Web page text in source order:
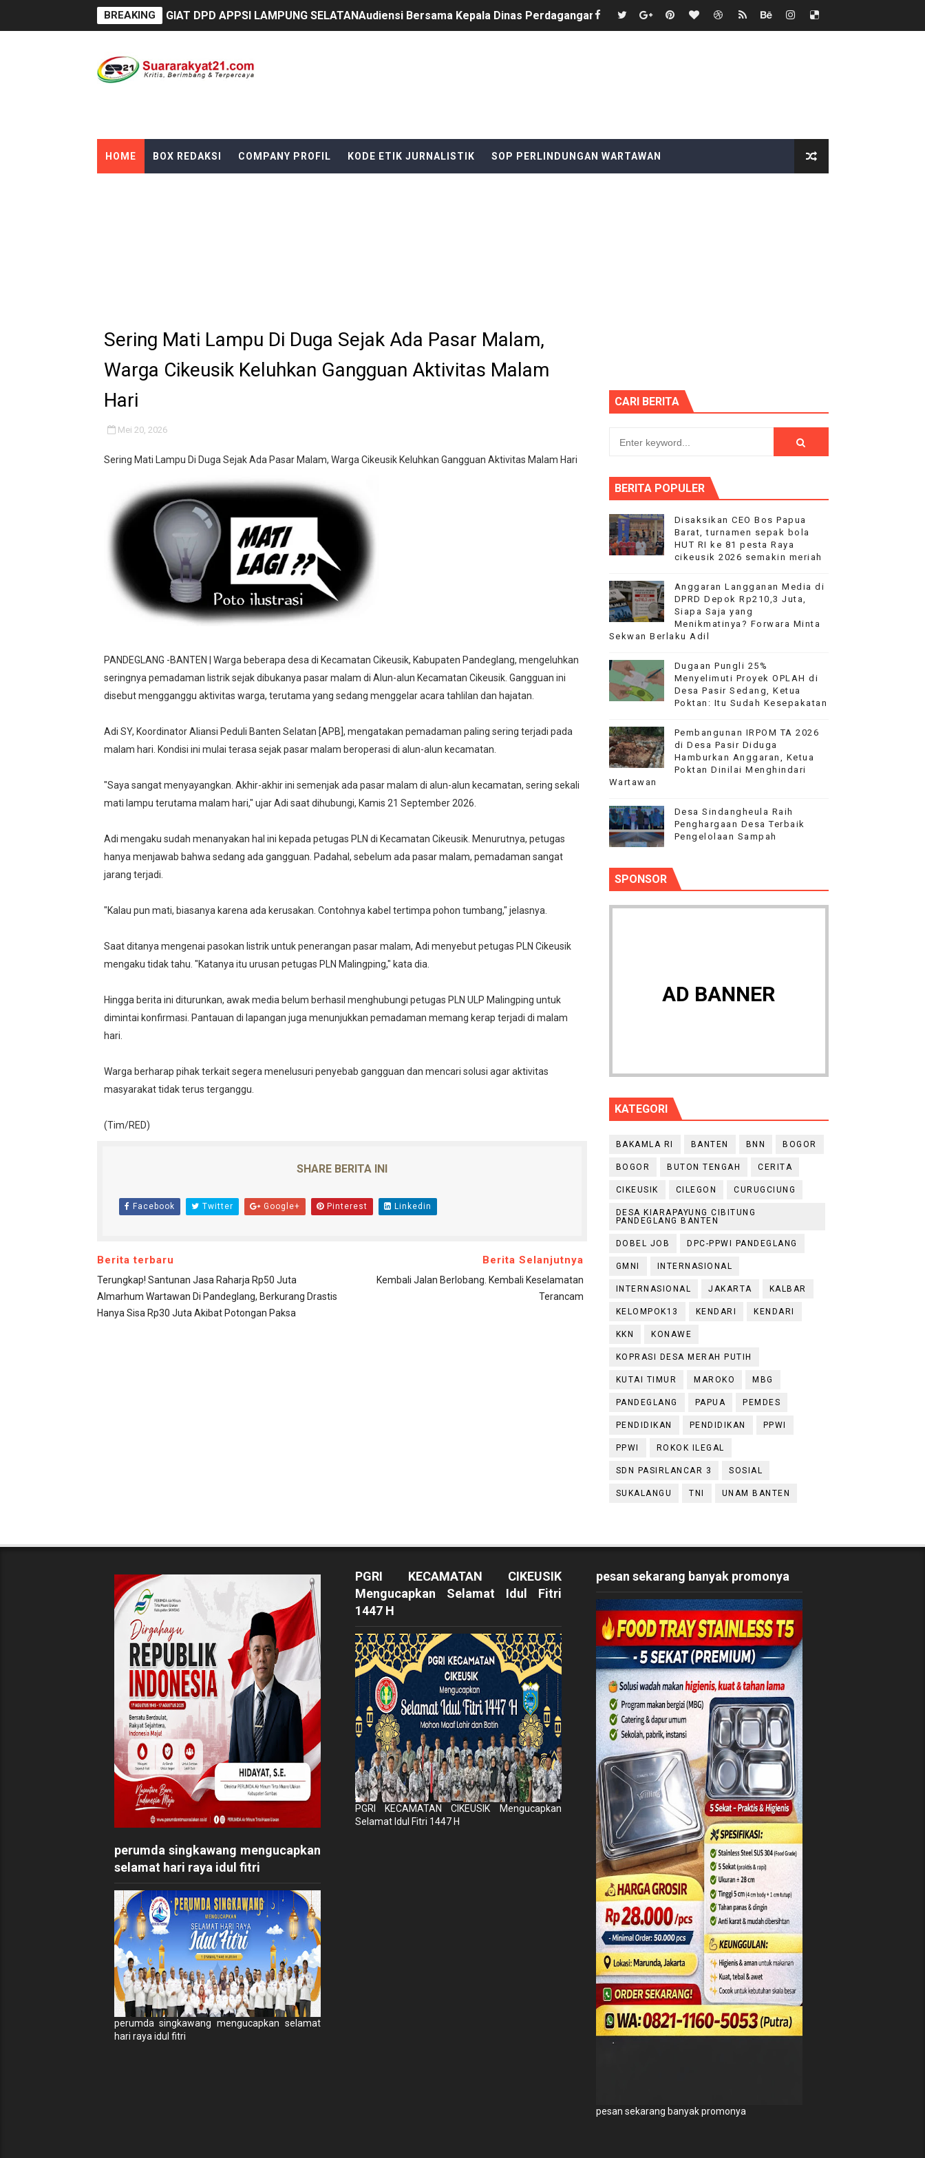
BREAKING GIAT DPD APPSI LAMPUNG SELATANAudiensi Bersama Kepala Dinas Perdagangan Kabupaten Lampung Selatan
Proyek Revitalisasi PAUD KB Al-Hikmah Serang Rp361 Juta Disorot, Kepala Sekolah Diduga Menghindar saat Dikonfirmasi
Oknum Polisi Kebon Jeruk Jadi Backing Mafia Tanah Merampas Hak Keluarga Ambar Witjaksono Sutarman
Ketua PWC, Apresiasi HUT- Ri yang ke 81, yang di selenggarakan di kecamatan Cikeusik
BPN PAREPARE: SERTIFIKAT DISERAHKAN TANPA IZIN, LALU DIJUAL BELI GELAP! — PEGAWAI BPN PAREPARE DILAPORKAN KE POLRES
Profesor Minta Presiden RI Perintahkan Semua Aparatur Negara Di Seluruh Indonesia Tertibkan bendera luntur kusam dan Pasang Bendera
BM PAN Kabupaten Pandeglang Gelar "Goes To School", Tanamkan Semangat Kebangsaan kepada Pelajar Membangun Generasi Berkarakter
Kapolres Sanggau AKBP Kadek Ary Mahardika Kunjungi Pos Kotis Satgas Pamtas RI-Malaysia Yonarmed 19/Bogani, Perkuat Sinergitas TNI-Polri
Satu Keluarga di Kp. Caringinlor Tinggal di Rumah Tak Layak Huni, Tidak tersentuh bantuan pemerintah
Disaksikan CEO Bos Papua Barat, turnamen sepak bola HUT RI ke 81 pesta Raya cikeusik 2026 semakin meriah
Di ikuti 14 Desa Turnamen sepak bola se-kecamatan Cikeusik : peringati HUT- RI yang ke 81, Di saksikan Rebuan penonton
Dilaporkan Kuasa Hukum Bupati Bombana: Manton Buka Suara "Kami Tidak Pernah Menutup Ruang Hak Jawab
Dugaan Pungli di Samsat Kota Bogor, Wartawan Diminta "Uang Tambahan" Urus STNK Hilang
Kasihumas Polres Lebak: Kasus Dugaan Pelanggaran Disiplin Anggota Polri Terkait Gadai Mobil Ditangani Bid Propam Polda Banten
Sudah Seharusnya Wartawan Mengelola Website Media Sendiri, Ini Kata Ketua DPC PPWI Pandeglang
Diduga Bekingi Pelanggaran Limbah SPPG Saketi, FORJA Banten Desak Badan Gizi Nasional Copot Korcam saketi
HOME BOX REDAKSI COMPANY PROFIL KODE ETIK JURNALISTIK SOP PERLINDUNGAN WARTAWAN
Sering Mati Lampu Di Duga Sejak Ada Pasar Malam,
Warga Cikeusik Keluhkan Gangguan Aktivitas Malam
Hari
Mei 20, 2026
Sering Mati Lampu Di Duga Sejak Ada Pasar Malam, Warga Cikeusik Keluhkan Gangguan Aktivitas Malam Hari
PANDEGLANG -BANTEN | Warga beberapa desa di Kecamatan Cikeusik, Kabupaten Pandeglang, mengeluhkan
seringnya pemadaman listrik sejak dibukanya pasar malam di Alun-alun Kecamatan Cikeusik. Gangguan ini
disebut mengganggu aktivitas warga, terutama yang sedang menggelar acara tahlilan dan hajatan.
Adi SY, Koordinator Aliansi Peduli Banten Selatan [APB], mengatakan pemadaman paling sering terjadi pada
malam hari. Kondisi ini mulai terasa sejak pasar malam beroperasi di alun-alun kecamatan.
"Saya sangat menyayangkan. Akhir-akhir ini semenjak ada pasar malam di alun-alun kecamatan, sering sekali
mati lampu terutama malam hari," ujar Adi saat dihubungi, Kamis 21 September 2026.
Adi mengaku sudah menanyakan hal ini kepada petugas PLN di Kecamatan Cikeusik. Menurutnya, petugas
hanya menjawab bahwa sedang ada gangguan. Padahal, sebelum ada pasar malam, pemadaman sangat
jarang terjadi.
"Kalau pun mati, biasanya karena ada kerusakan. Contohnya kabel tertimpa pohon tumbang," jelasnya.
Saat ditanya mengenai pasokan listrik untuk penerangan pasar malam, Adi menyebut petugas PLN Cikeusik
mengaku tidak tahu. "Katanya itu urusan petugas PLN Malingping," kata dia.
Hingga berita ini diturunkan, awak media belum berhasil menghubungi petugas PLN ULP Malingping untuk
dimintai konfirmasi. Pantauan di lapangan juga menunjukkan pemadaman memang kerap terjadi di malam
hari.
Warga berharap pihak terkait segera menelusuri penyebab gangguan dan mencari solusi agar aktivitas
masyarakat tidak terus terganggu.
(Tim/RED)
SHARE BERITA INI
Facebook Twitter Google+ Pinterest Linkedin
Berita terbaru
Terungkap! Santunan Jasa Raharja Rp50 Juta
Almarhum Wartawan Di Pandeglang, Berkurang Drastis
Hanya Sisa Rp30 Juta Akibat Potongan Paksa
Berita Selanjutnya
Kembali Jalan Berlobang. Kembali Keselamatan
Terancam
CARI BERITA
BERITA POPULER
Disaksikan CEO Bos Papua
Barat, turnamen sepak bola
HUT RI ke 81 pesta Raya
cikeusik 2026 semakin meriah
Anggaran Langganan Media di
DPRD Depok Rp210,3 Juta,
Siapa Saja yang
Menikmatinya? Forwara Minta
Sekwan Berlaku Adil
Dugaan Pungli 25%
Menyelimuti Proyek OPLAH di
Desa Pasir Sedang, Ketua
Poktan: Itu Sudah Kesepakatan
Pembangunan IRPOM TA 2026
di Desa Pasir Diduga
Hamburkan Anggaran, Ketua
Poktan Dinilai Menghindari
Wartawan
‎Desa Sindangheula Raih
Penghargaan Desa Terbaik
Pengelolaan Sampah
SPONSOR
AD BANNER
KATEGORI
BAKAMLA RI BANTEN BNN BOGOR
BOGOR BUTON TENGAH CERITA
CIKEUSIK CILEGON CURUGCIUNG
DESA KIARAPAYUNG CIBITUNG
PANDEGLANG BANTEN
DOBEL JOB DPC-PPWI PANDEGLANG
GMNI INTERNASIONAL
INTERNASIONAL JAKARTA KALBAR
KELOMPOK13 KENDARI KENDARI
KKN KONAWE
KOPRASI DESA MERAH PUTIH
KUTAI TIMUR MAROKO MBG
PANDEGLANG PAPUA PEMDES
PENDIDIKAN PENDIDIKAN PPWI
PPWI ROKOK ILEGAL
SDN PASIRLANCAR 3 SOSIAL
SUKALANGU TNI UNAM BANTEN
perumda singkawang mengucapkan
selamat hari raya idul fitri
perumda singkawang mengucapkan selamat
hari raya idul fitri
PGRI KECAMATAN CIKEUSIK
Mengucapkan Selamat Idul Fitri
1447 H
PGRI KECAMATAN CIKEUSIK Mengucapkan
Selamat Idul Fitri 1447 H
pesan sekarang banyak promonya
pesan sekarang banyak promonya